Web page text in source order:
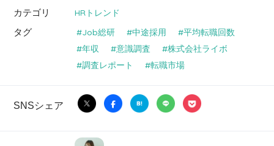
カテゴリ HRトレンド
タグ Job総研 中途採用
平均転職回数
年収
意識調査
株式会社ライボ
調査レポート
転職市場
SNSシェア